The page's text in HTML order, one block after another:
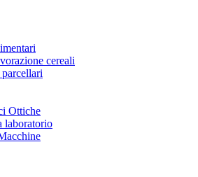
cereali
Ottiche
laboratorio